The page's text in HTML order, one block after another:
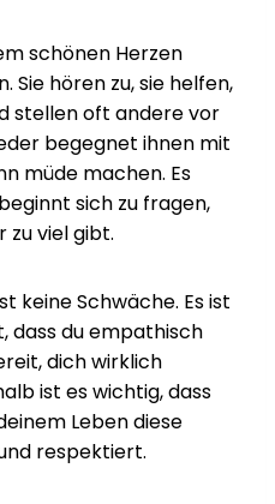
schönen Herzen
Sie hören zu, sie helfen,
stellen oft andere vor
begegnet ihnen mit
müde machen. Es
sich zu fragen,
zu viel gibt.
keine Schwäche. Es ist
dass du empathisch
dich wirklich
ist es wichtig, dass
Leben diese
respektiert.